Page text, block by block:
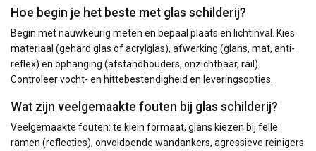
Hoe begin je het beste met glas schilderij?
Begin met nauwkeurig meten en bepaal plaats en lichtinval. Kies
materiaal (gehard glas of acrylglas), afwerking (glans, mat, anti-
reflex) en ophanging (afstandhouders, onzichtbaar, rail).
Controleer vocht- en hittebestendigheid en leveringsopties.
Wat zijn veelgemaakte fouten bij glas schilderij?
Veelgemaakte fouten: te klein formaat, glans kiezen bij felle
ramen (reflecties), onvoldoende wandankers, agressieve reinigers